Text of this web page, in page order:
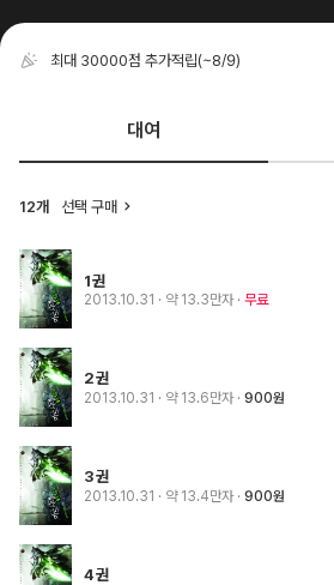
최대 30000점 추가적립(~8/9)
대여
12개 선택 구매
1권
2013.10.31 · 약 13.3만자 무료
2권
2013.10.31 · 약 13.6만자 900원
3권
2013.10.31 · 약 13.4만자 900원
4권